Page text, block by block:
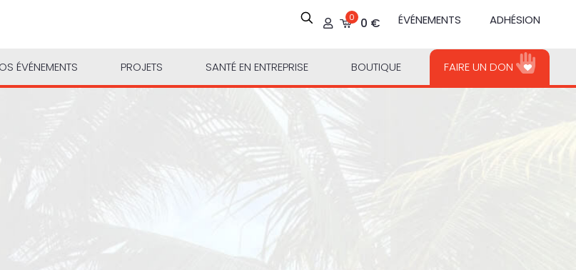
ÉVÉNEMENTS ADHÉSION
0 0 €
ÉVÉNEMENTS PROJETS SANTÉ EN ENTREPRISE BOUTIQUE FAIRE UN DON